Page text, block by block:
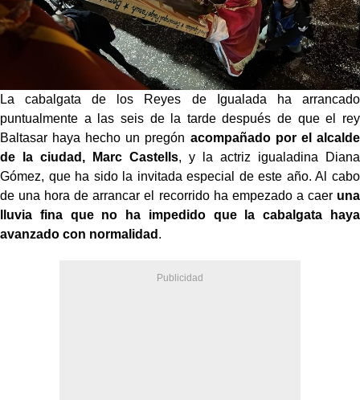
La cabalgata de los Reyes de Igualada ha arrancado
puntualmente a las seis de la tarde después de que el rey
Baltasar haya hecho un pregón acompañado por el alcalde
de la ciudad, Marc Castells, y la actriz igualadina Diana
Gómez, que ha sido la invitada especial de este año. Al cabo
de una hora de arrancar el recorrido ha empezado a caer una
lluvia fina que no ha impedido que la cabalgata haya
avanzado con normalidad .